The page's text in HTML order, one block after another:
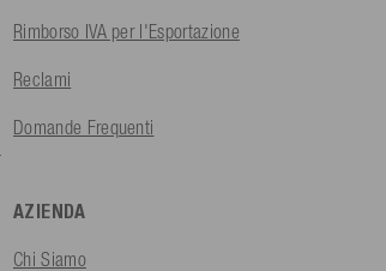
Rimborso IVA per l'Esportazione
Reclami
Domande Frequenti
AZIENDA
Chi Siamo